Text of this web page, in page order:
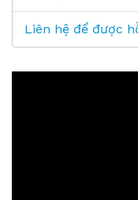
Liên hệ để được